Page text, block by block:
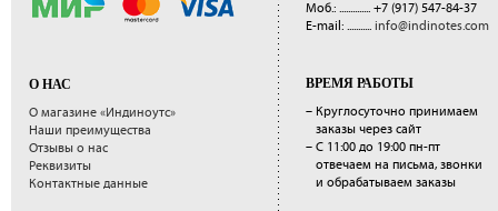
О НАС
О магазине «Индиноутс»
Наши преимущества
Отзывы о нас
Реквизиты
Контактные данные
Моб.: .............. +7 (917) 547-84-37
E-mail: ........... info@indinotes.com
ВРЕМЯ РАБОТЫ
– Круглосуточно принимаем
заказы через сайт
– С 11:00 до 19:00 пн-пт
отвечаем на письма, звонки
и обрабатываем заказы